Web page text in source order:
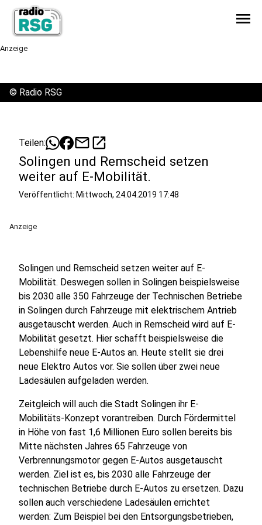
menu
Anzeige
© Radio RSG
Teilen: mailopen_in_new
Solingen und Remscheid setzen
weiter auf E-Mobilität.
Veröffentlicht: Mittwoch, 24.04.2019 17:48
Anzeige
Solingen und Remscheid setzen weiter auf E-
Mobilität. Deswegen sollen in Solingen beispielsweise
bis 2030 alle 350 Fahrzeuge der Technischen Betriebe
in Solingen durch Fahrzeuge mit elektrischem Antrieb
ausgetauscht werden. Auch in Remscheid wird auf E-
Mobilität gesetzt. Hier schafft beispielsweise die
Lebenshilfe neue E-Autos an. Heute stellt sie drei
neue Elektro Autos vor. Sie sollen über zwei neue
Ladesäulen aufgeladen werden.
Zeitgleich will auch die Stadt Solingen ihr E-
Mobilitäts-Konzept vorantreiben. Durch Fördermittel
in Höhe von fast 1,6 Millionen Euro sollen bereits bis
Mitte nächsten Jahres 65 Fahrzeuge von
Verbrennungsmotor gegen E-Autos ausgetauscht
werden. Ziel ist es, bis 2030 alle Fahrzeuge der
technischen Betriebe durch E-Autos zu ersetzen. Dazu
sollen auch verschiedene Ladesäulen errichtet
werden: Zum Beispiel bei den Entsorgungsbetrieben,